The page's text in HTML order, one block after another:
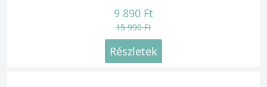
9 890 Ft
15 990 Ft
Részletek